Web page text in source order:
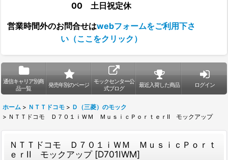
00 土日祝定休
営業時間外のお問合せはwebフォームをご利用下さ
い（ここをクリック）
通信キャリア別商
品一覧
発売年別のページ
モックセンター公
式ブログ
最近入荷した商品 ログイン
ホーム > ＮＴＴドコモ > Ｄ（三菱）のモック
> ＮＴＴドコモ Ｄ７０１ｉＷＭ ＭｕｓｉｃＰｏｒｔｅｒII モックアップ
ＮＴＴドコモ Ｄ７０１ｉＷＭ ＭｕｓｉｃＰｏｒｔ
ｅｒII モックアップ [D701IWM]